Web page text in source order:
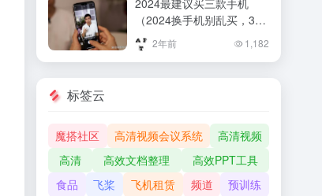
2024最建议买三款手机
（2024换手机别乱买，3款
“口碑不错”的性能机，现在
入手时间刚好）2024换手
2年前 1,182
标签云
魔搭社区 高清视频会议系统
高清视频
高清
高效文档整理
高效PPT工具
食品
飞桨 飞机租赁 频道
预训练